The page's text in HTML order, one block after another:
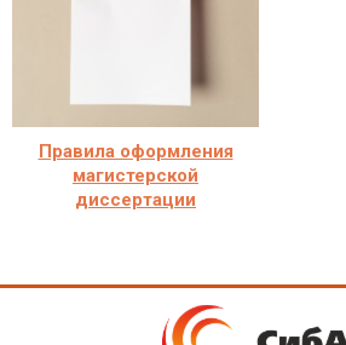
Правила оформления
магистерской
диссертации